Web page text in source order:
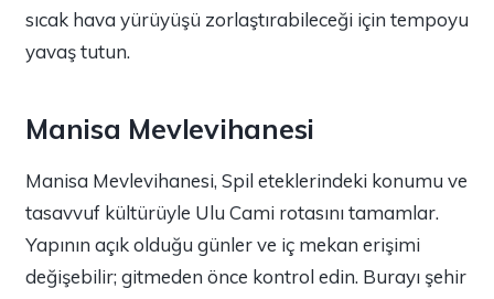
sıcak hava yürüyüşü zorlaştırabileceği için tempoyu
yavaş tutun.
Manisa Mevlevihanesi
Manisa Mevlevihanesi, Spil eteklerindeki konumu ve
tasavvuf kültürüyle Ulu Cami rotasını tamamlar.
Yapının açık olduğu günler ve iç mekan erişimi
değişebilir; gitmeden önce kontrol edin. Burayı şehir